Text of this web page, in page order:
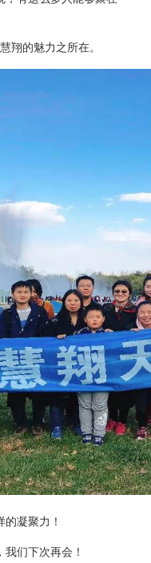
翔的魅力之所在。
凝聚力！
们下次再会！